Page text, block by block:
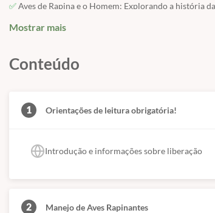
✅Aves de Rapina e o Homem: Explorando a história
✅Equipamento de falcoaria: Conheça as ferramentas
✅Nutrição: Detalhando requerimentos nutricionais,
egagrópila.
Muda: Abordando os padrões de muda,
📅 Início das aulas:
🎯 Público-alvo:
💻 Formato:100% online – estude onde e
Mostrar mais
Conteúdo
1 Orientações de leitura obrigatória!
Introdução e informações sobre liberação
2 Manejo de Aves Rapinantes